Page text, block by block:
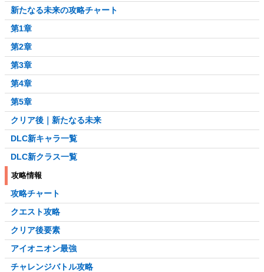
新たなる未来の攻略チャート
第1章
第2章
第3章
第4章
第5章
クリア後｜新たなる未来
DLC新キャラ一覧
DLC新クラス一覧
攻略情報
攻略チャート
クエスト攻略
クリア後要素
アイオニオン最強
チャレンジバトル攻略